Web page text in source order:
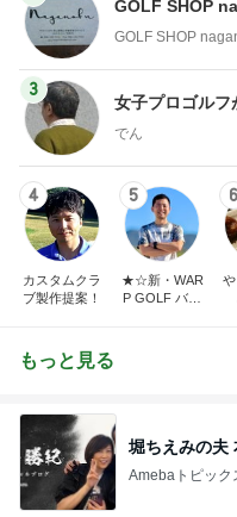
GOLF SHOP
GOLF SHOP
3
女子プロゴルフ
でん
4
カスタムクラ
ブ製作提案！
5
★☆新・WAR
P GOLF バカ
6
もっと見る
堀ちえみの夫
Amebaトピック